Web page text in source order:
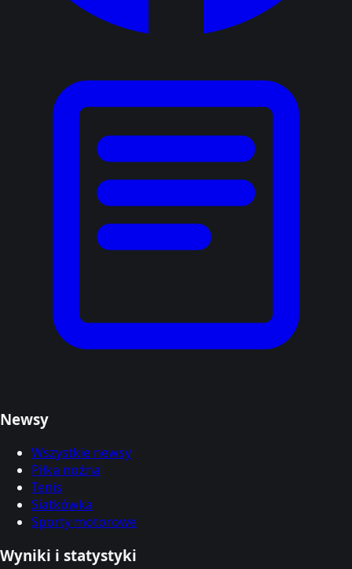
Newsy
Wszystkie newsy
Piłka nożna
Tenis
Siatkówka
Sporty motorowe
Wyniki i statystyki